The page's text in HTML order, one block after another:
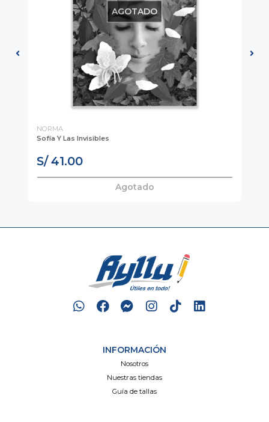
AGOTADO
NORMA
Sofía Y Las Invisibles
S/ 41.00
Agotado
INFORMACIÓN
Nosotros
Nuestras tiendas
Guía de tallas